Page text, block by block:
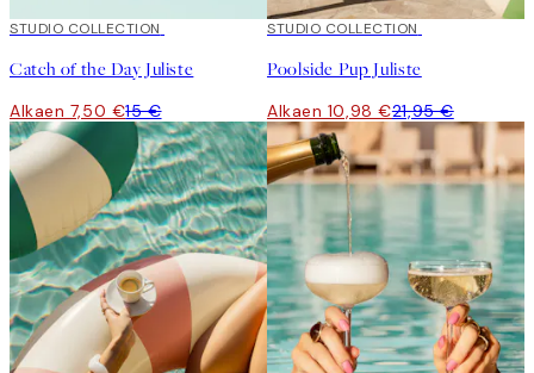
50%*
STUDIO COLLECTION
Catch of the Day Juliste
Alkaen 7,50 €15 €
50%*
STUDIO COLLECTION
Poolside Pup Juliste
Alkaen 10,98 €21,95 €